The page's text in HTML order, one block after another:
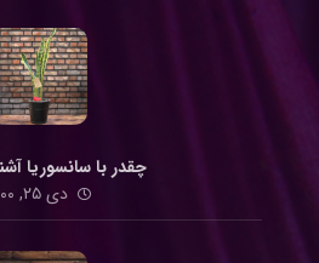
چقدر با سانسوریا
دی ۲۵, ۱۴۰۰